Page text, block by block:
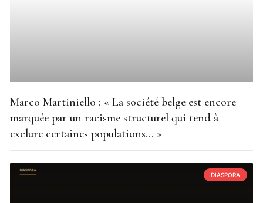
Marco Martiniello : « La société belge est encore
marquée par un racisme structurel qui tend à
exclure certaines populations… »
DIASPORA